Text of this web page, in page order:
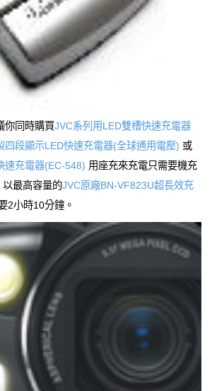
你同時購買JVC系列用LED雙槽快速充電器
四段顯示LED快速充電器(全球通用電壓) 或
速充電器(EC-548) 用座充來充電只需要機充
最高容量的JVC原廠BN-VF823U超長效充
2小時10分鐘。